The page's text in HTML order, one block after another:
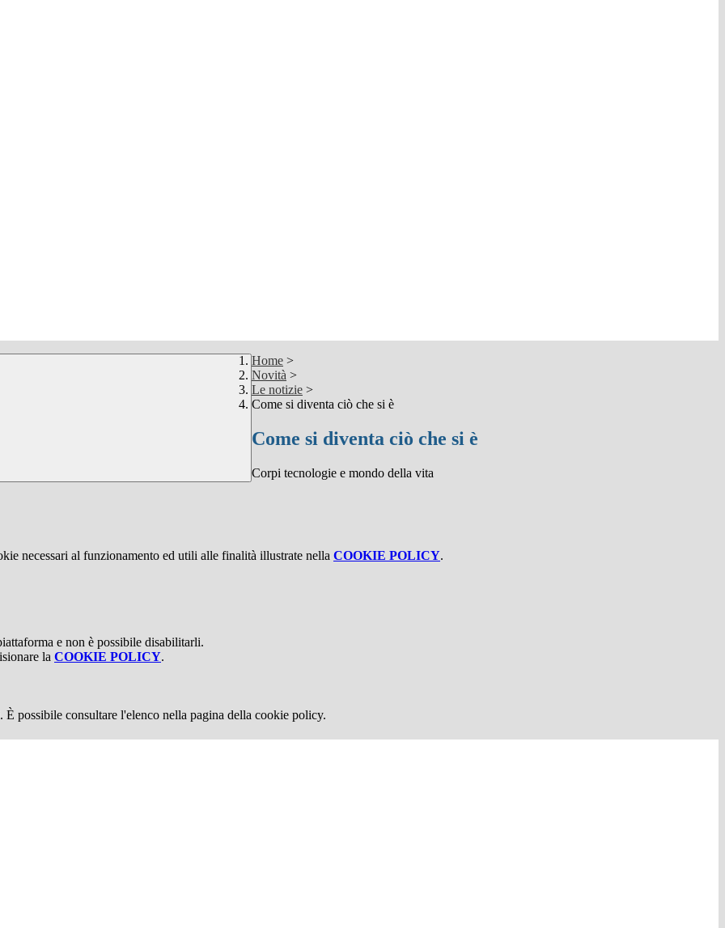
Home >
Novità >
Le notizie >
Come si diventa ciò che si è
Come si diventa ciò che si è
Corpi tecnologie e mondo della vita
necessari al funzionamento ed utili alle finalità illustrate nella COOKIE POLICY.
e non è possibile disabilitarli.
la COOKIE POLICY.
possibile consultare l'elenco nella pagina della cookie policy.